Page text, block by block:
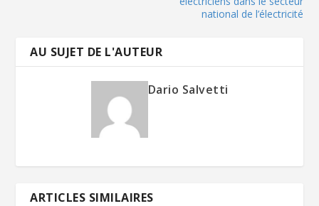
national de l’électricité
AU SUJET DE L'AUTEUR
Dario Salvetti
ARTICLES SIMILAIRES